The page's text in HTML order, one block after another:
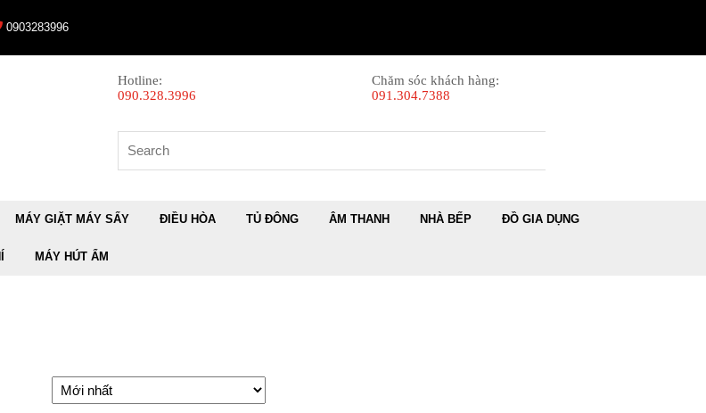
0903283996
Hotline:
090.328.3996
Chăm sóc khách hàng:
091.304.7388
for:
MÁY GIẶT MÁY SẤY ĐIỀU HÒA TỦ ĐÔNG ÂM THANH NHÀ BẾP ĐỒ GIA DỤNG
MÁY HÚT ẨM